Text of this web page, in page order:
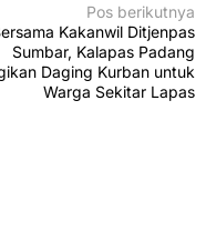
Pos berikutnya
Kakanwil Ditjenpas
Sumbar, Kalapas Padang
Daging Kurban untuk
Warga Sekitar Lapas